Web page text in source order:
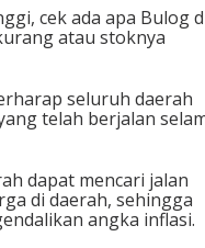
cek ada apa Bulog
atau stoknya
seluruh daerah
telah berjalan
dapat mencari jalan
di daerah, sehingga
angka inflasi.